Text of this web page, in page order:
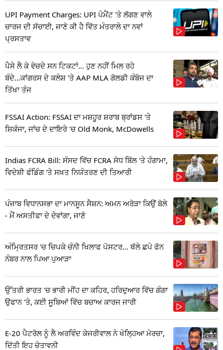
UPI Payment Charges: UPI ਪੇਮੈਂਟ 'ਤੇ ਲੱਗਣ ਵਾਲੇ
ਚਾਰਜ ਦੀ ਸੱਚਾਈ, ਜਾਣੋ ਕੀ ਹੈ ਵਿੱਤ ਮੰਤਰਾਲੇ ਦਾ ਨਵਾਂ
ਪ੍ਰਸਤਾਵ
ਪੈਸੇ ਲੈ ਕੇ ਵੇਚਦੇ ਸਨ ਟਿਕਟਾਂ... ਹੁਣ ਨਹੀਂ ਮਿਲ ਰਹੇ
ਬੰਦੇ...ਕਾਂਗਰਸ ਦੇ ਕਲੇਸ਼ 'ਤੇ AAP MLA ਗੋਲਡੀ ਕੰਬੋਜ ਦਾ
ਤਿੱਖਾ ਤੰਜ
FSSAI Action: FSSAI ਦਾ ਮਸ਼ਹੂਰ ਸ਼ਰਾਬ ਬ੍ਰਾਂਡਸ 'ਤੇ
ਸ਼ਿਕੰਜਾ, ਜਾਂਚ ਦੇ ਦਾਇਰੇ 'ਚ Old Monk, McDowells
Indias FCRA Bill: ਸੰਸਦ ਵਿੱਚ FCRA ਸੋਧ ਬਿੱਲ 'ਤੇ ਹੰਗਾਮਾ,
ਵਿਦੇਸ਼ੀ ਫੰਡਿੰਗ 'ਤੇ ਸਖ਼ਤ ਨਿਯੰਤਰਣ ਦੀ ਤਿਆਰੀ
ਪੰਜਾਬ ਵਿਧਾਨਸਭਾ ਦਾ ਮਾਨਸੂਨ ਸੈਸ਼ਨ: ਅਮਨ ਅਰੋੜਾ ਕਿਉਂ ਬੋਲੇ
- ਮੈਂ ਅਸਤੀਫਾ ਦੇ ਦੇਵਾਂਗਾ, ਜਾਣੋ
ਅੰਮ੍ਰਿਤਸਰ 'ਚ ਚਿਪਕੇ ਚੰਨੀ ਖਿਲਾਫ ਪੋਸਟਰ... ਥੱਲੇ ਛਪੇ ਫੋਨ
ਨੰਬਰ ਨਾਲ ਪਿਆ ਪੁਆੜਾ
ਉੱਤਰੀ ਭਾਰਤ 'ਚ ਭਾਰੀ ਮੀਂਹ ਦਾ ਕਹਿਰ, ਹਰਿਦੁਆਰ ਵਿੱਚ ਗੰਗਾ
ਉਫਾਨ 'ਤੇ, ਕਈ ਸੂਬਿਆਂ ਵਿੱਚ ਬਚਾਅ ਕਾਰਜ ਜਾਰੀ
E-20 ਪੈਟਰੋਲ ਨੂੰ ਲੈ ਅਰਵਿੰਦ ਕੇਜਰੀਵਾਲ ਨੇ ਖੋਲ੍ਹਿਆ ਮੋਰਚਾ,
ਦਿੱਤੀ ਇਹ ਚੇਤਾਵਨੀ